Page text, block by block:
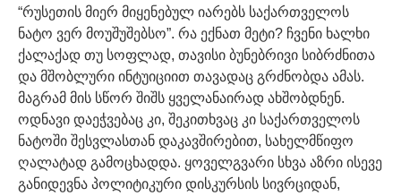
“რუსეთის მიერ მიყენებულ იარებს საქართველოს
ნატო ვერ მოუშუშებსო”. რა ექნათ მეტი? ჩვენი ხალხი
ქალაქად თუ სოფლად, თავისი ბუნებრივი სიბრძნითა
და მშობლური ინტუიციით თავადაც გრძნობდა ამას.
მაგრამ მის სწორ შიშს ყველანაირად ახშობდნენ.
ოდნავი დაეჭვებაც კი, შეკითხვაც კი საქართველოს
ნატოში შესვლასთან დაკავშირებით, სახელმწიფო
ღალატად გამოცხადდა. ყოველგვარი სხვა აზრი ისევე
განიდევნა პოლიტიკური დისკურსის სივრციდან,